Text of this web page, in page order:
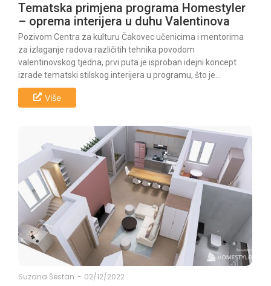
Tematska primjena programa Homestyler
– oprema interijera u duhu Valentinova
Pozivom Centra za kulturu Čakovec učenicima i mentorima
za izlaganje radova različitih tehnika povodom
valentinovskog tjedna, prvi puta je isproban idejni koncept
izrade tematski stilskog interijera u programu, što je...
Više
Suzana Šestan - 02/12/2022